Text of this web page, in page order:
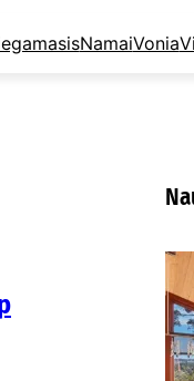
NamaiVonia